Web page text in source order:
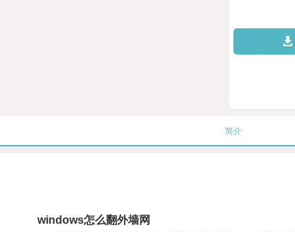
简介
windows怎么翻外墙网